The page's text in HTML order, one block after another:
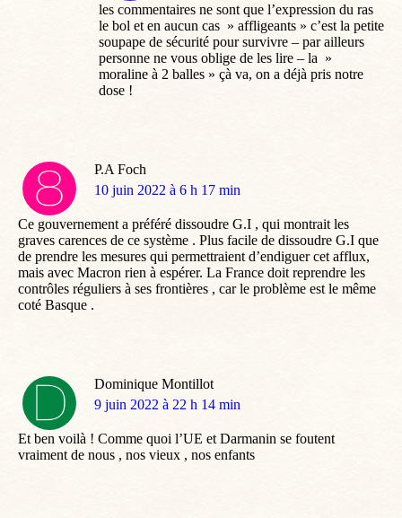
les commentaires ne sont que l’expression du ras
le bol et en aucun cas » affligeants » c’est la petite
soupape de sécurité pour survivre – par ailleurs
personne ne vous oblige de les lire – la »
moraline à 2 balles » çà va, on a déjà pris notre
dose !
P.A Foch
dit
10 juin 2022 à 6 h 17 min
Ce gouvernement a préféré dissoudre G.I , qui montrait les
graves carences de ce système . Plus facile de dissoudre G.I que
de prendre les mesures qui permettraient d’endiguer cet afflux,
mais avec Macron rien à espérer. La France doit reprendre les
contrôles réguliers à ses frontières , car le problème est le même
coté Basque .
Dominique Montillot
dit
9 juin 2022 à 22 h 14 min
Et ben voilà ! Comme quoi l’UE et Darmanin se foutent
vraiment de nous , nos vieux , nos enfants